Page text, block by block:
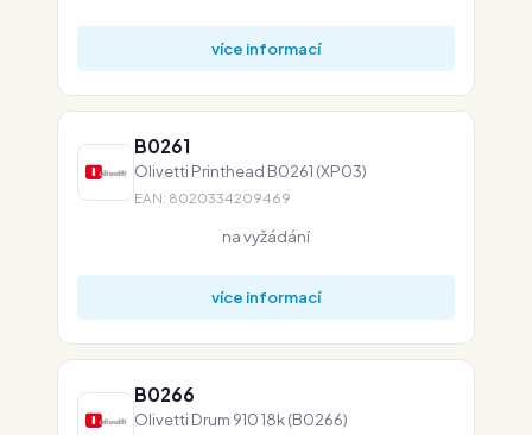
více informací
B0261
Olivetti Printhead B0261 (XP03)
EAN: 8020334209469
na vyžádání
více informací
B0266
Olivetti Drum 910 18k (B0266)